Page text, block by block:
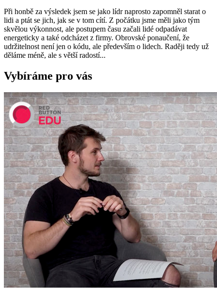
Při honbě za výsledek jsem se jako lídr naprosto zapomněl starat o
lidi a ptát se jich, jak se v tom cítí. Z počátku jsme měli jako tým
skvělou výkonnost, ale postupem času začali lidé odpadávat
energeticky a také odcházet z firmy. Obrovské ponaučení, že
udržitelnost není jen o kódu, ale především o lidech. Raději tedy už
děláme méně, ale s větší radostí...
Vybíráme pro vás